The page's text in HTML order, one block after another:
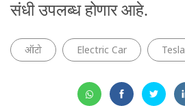
संधी उपलब्ध होणार आहे.
ऑटो Electric Car Tesla